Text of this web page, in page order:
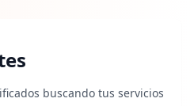
buscando tus servicios